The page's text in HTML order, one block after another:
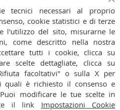
tecnici necessari al proprio
cookie statistici e di terze
l'utilizzo del sito, misurarne le
come descritto nella nostra
tutti i cookie, clicca su
scelte dettagliate, clicca su
facoltativi" o sulla X per
è richiesto il consenso e
modificare le tue scelte in
il link Impostazioni Cookie